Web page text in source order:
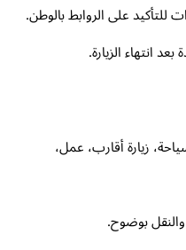
على الروابط بالوطن.
الزيارة.
زيارة أقارب، عمل،
بوضوح.